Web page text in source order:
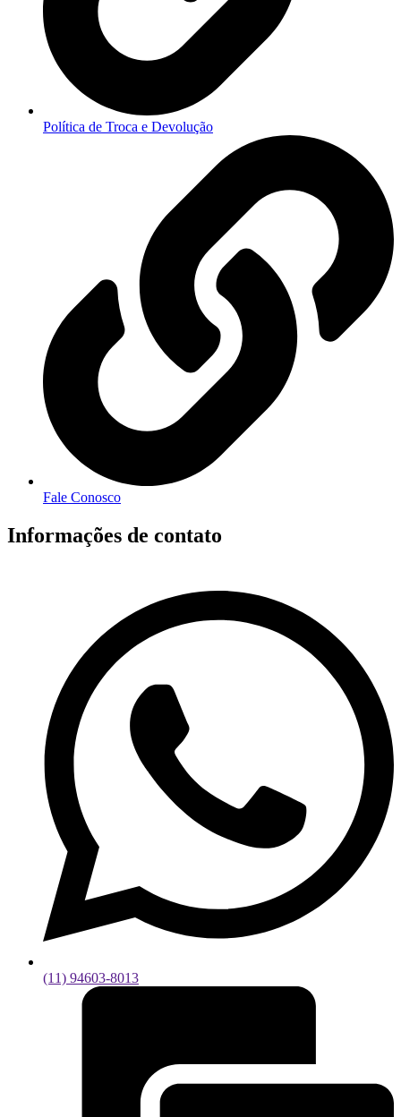
Política de Troca e Devolução
Fale Conosco
Informações de contato
(11) 94603-8013